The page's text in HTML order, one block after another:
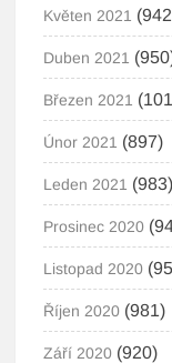
Květen 2021
Duben 2021
Březen 2021
Únor 2021 (897)
Leden 2021 (983)
Prosinec 2020
Listopad 2020
Říjen 2020 (981)
Září 2020 (920)